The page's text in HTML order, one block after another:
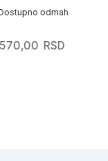
odmah
RSD